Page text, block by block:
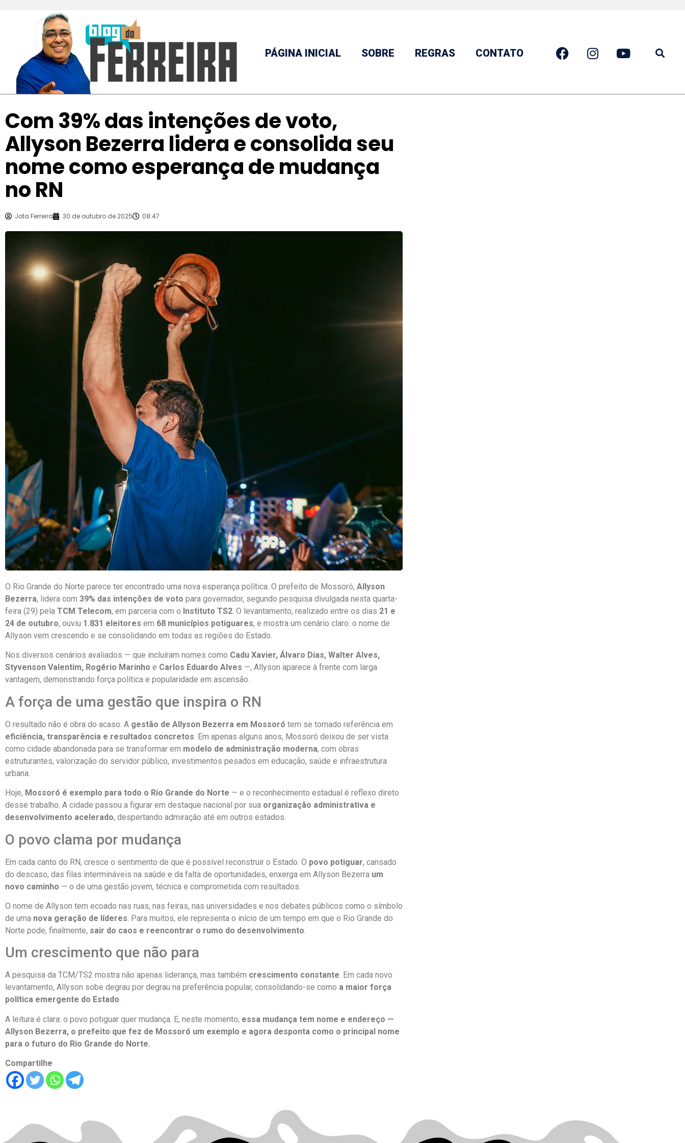
PÁGINA INICIAL SOBRE REGRAS CONTATO
Com 39% das intenções de voto,
Allyson Bezerra lidera e consolida seu
nome como esperança de mudança
no RN
Jota Ferreira 30 de outubro de 2025 08:47
O Rio Grande do Norte parece ter encontrado uma nova esperança política. O prefeito de Mossoró, Allyson
Bezerra, lidera com 39% das intenções de voto para governador, segundo pesquisa divulgada nesta quarta-
feira (29) pela TCM Telecom, em parceria com o Instituto TS2. O levantamento, realizado entre os dias 21 e
24 de outubro, ouviu 1.831 eleitores em 68 municípios potiguares, e mostra um cenário claro: o nome de
Allyson vem crescendo e se consolidando em todas as regiões do Estado.
Nos diversos cenários avaliados — que incluíram nomes como Cadu Xavier, Álvaro Dias, Walter Alves,
Styvenson Valentim, Rogério Marinho e Carlos Eduardo Alves —, Allyson aparece à frente com larga
vantagem, demonstrando força política e popularidade em ascensão.
A força de uma gestão que inspira o RN
O resultado não é obra do acaso. A gestão de Allyson Bezerra em Mossoró tem se tornado referência em
eficiência, transparência e resultados concretos. Em apenas alguns anos, Mossoró deixou de ser vista
como cidade abandonada para se transformar em modelo de administração moderna, com obras
estruturantes, valorização do servidor público, investimentos pesados em educação, saúde e infraestrutura
urbana.
Hoje, Mossoró é exemplo para todo o Rio Grande do Norte — e o reconhecimento estadual é reflexo direto
desse trabalho. A cidade passou a figurar em destaque nacional por sua organização administrativa e
desenvolvimento acelerado, despertando admiração até em outros estados.
O povo clama por mudança
Em cada canto do RN, cresce o sentimento de que é possível reconstruir o Estado. O povo potiguar, cansado
do descaso, das filas intermináveis na saúde e da falta de oportunidades, enxerga em Allyson Bezerra um
novo caminho — o de uma gestão jovem, técnica e comprometida com resultados.
O nome de Allyson tem ecoado nas ruas, nas feiras, nas universidades e nos debates públicos como o símbolo
de uma nova geração de líderes. Para muitos, ele representa o início de um tempo em que o Rio Grande do
Norte pode, finalmente, sair do caos e reencontrar o rumo do desenvolvimento.
Um crescimento que não para
A pesquisa da TCM/TS2 mostra não apenas liderança, mas também crescimento constante. Em cada novo
levantamento, Allyson sobe degrau por degrau na preferência popular, consolidando-se como a maior força
política emergente do Estado.
A leitura é clara: o povo potiguar quer mudança. E, neste momento, essa mudança tem nome e endereço —
Allyson Bezerra, o prefeito que fez de Mossoró um exemplo e agora desponta como o principal nome
para o futuro do Rio Grande do Norte.
Compartilhe